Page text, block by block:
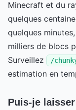
Minecraft et du
quelques
quelques
milliers de blocs
Surveillez
/
estimation en
Puis-je